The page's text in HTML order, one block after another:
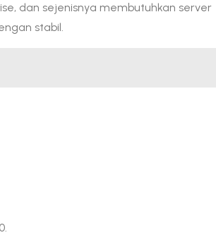
dan sejenisnya membutuhkan server
stabil.